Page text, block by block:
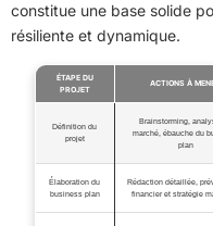
constitue une base solide
résiliente et dynamique.
ÉTAPE DU
PROJET
ACTIONS À
Définition du
projet
Brainstorming,
marché, ébauche du
plan
Élaboration du
business plan
Rédaction détaillée,
financier et stratégie